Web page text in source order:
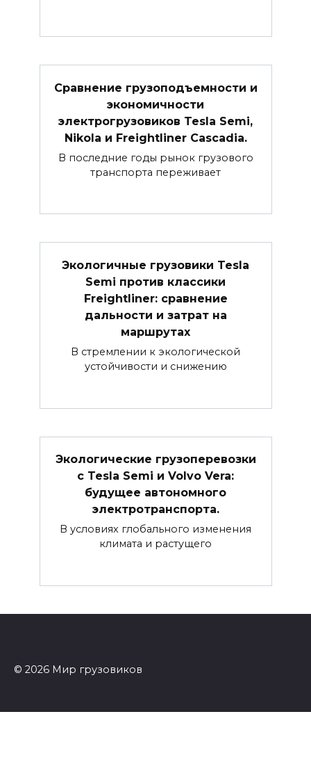
Сравнение грузоподъемности и
экономичности
электрогрузовиков Tesla Semi,
Nikola и Freightliner Cascadia.
В последние годы рынок грузового
транспорта переживает
Экологичные грузовики Tesla
Semi против классики
Freightliner: сравнение
дальности и затрат на
маршрутах
В стремлении к экологической
устойчивости и снижению
Экологические грузоперевозки
с Tesla Semi и Volvo Vera:
будущее автономного
электротранспорта.
В условиях глобального изменения
климата и растущего
© 2026 Мир грузовиков